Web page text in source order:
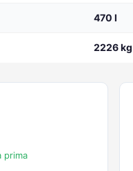
470 l
2226 kg
prima